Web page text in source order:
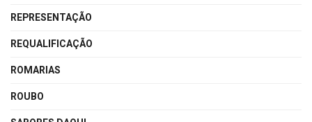
REPRESENTAÇÃO
REQUALIFICAÇÃO
ROMARIAS
ROUBO